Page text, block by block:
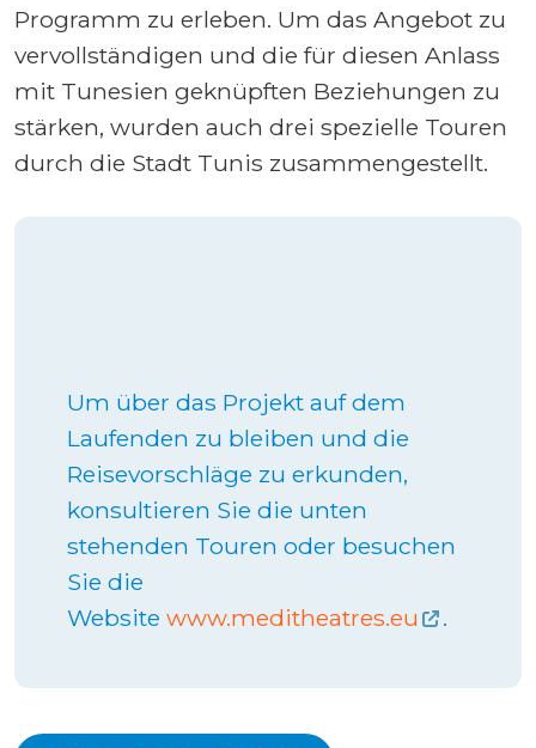
Programm zu erleben. Um das Angebot zu
vervollständigen und die für diesen Anlass
mit Tunesien geknüpften Beziehungen zu
stärken, wurden auch drei spezielle Touren
durch die Stadt Tunis zusammengestellt.
Um über das Projekt auf dem
Laufenden zu bleiben und die
Reisevorschläge zu erkunden,
konsultieren Sie die unten
stehenden Touren oder besuchen
Sie die
Website www.meditheatres.eu .